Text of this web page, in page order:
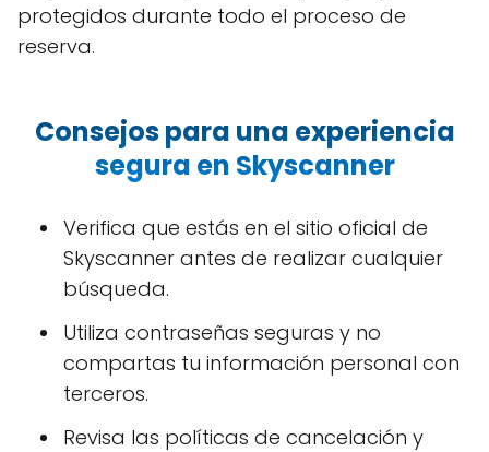
protegidos durante todo el proceso de
reserva.
Consejos para una experiencia
segura en Skyscanner
Verifica que estás en el sitio oficial de
Skyscanner antes de realizar cualquier
búsqueda.
Utiliza contraseñas seguras y no
compartas tu información personal con
terceros.
Revisa las políticas de cancelación y